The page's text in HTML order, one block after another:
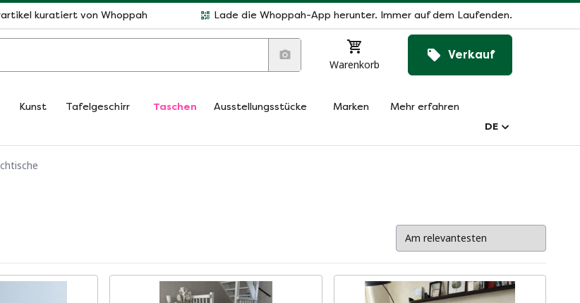
kuratiert von Whoppah Lade die Whoppah-App herunter. Immer auf dem Laufenden.
Warenkorb
Verkauf
Kunst Tafelgeschirr Taschen Ausstellungsstücke Marken
Mehr erfahren
DE